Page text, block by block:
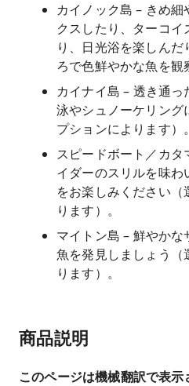
カイノック島 – きめ
クスしたり、ターコ
り、日光浴を楽しん
ろで色鮮やかな魚を観
カイナイ島 – 透き通
泳やシュノーケリング
プションによります）。
スピードボート／カタ
イダーのスリルを味
をお楽しみください（
ります）。
マイトン島 – 鮮やか
魚を発見しましょう（
ります）。
商品説明
このページは機械翻訳で表